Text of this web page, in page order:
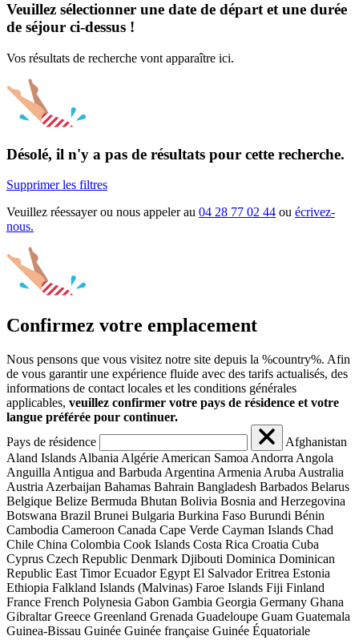
Veuillez sélectionner une date de départ et une durée
de séjour ci-dessus !
Vos résultats de recherche vont apparaître ici.
Désolé, il n'y a pas de résultats pour cette recherche.
Supprimer les filtres
Veuillez réessayer ou nous appeler au 04 28 77 02 44 ou écrivez-
nous.
Confirmez votre emplacement
Nous pensons que vous visitez notre site depuis la %country%. Afin
de vous garantir une expérience fluide avec des tarifs actualisés, des
informations de contact locales et les conditions générales
applicables, veuillez confirmer votre pays de résidence et votre
langue préférée pour continuer.
Pays de résidence
Afghanistan
Aland Islands Albania Algérie American Samoa Andorra Angola
Anguilla Antigua and Barbuda Argentina Armenia Aruba Australia
Austria Azerbaijan Bahamas Bahrain Bangladesh Barbados Belarus
Belgique Belize Bermuda Bhutan Bolivia Bosnia and Herzegovina
Botswana Brazil Brunei Bulgaria Burkina Faso Burundi Bénin
Cambodia Cameroon Canada Cape Verde Cayman Islands Chad
Chile China Colombia Cook Islands Costa Rica Croatia Cuba
Cyprus Czech Republic Denmark Djibouti Dominica Dominican
Republic East TimorEcuadorEgypt El SalvadorEritrea Estonia
Ethiopia Falkland Islands (Malvinas) Faroe Islands Fiji Finland
France French Polynesia Gabon Gambia Georgia Germany Ghana
GibraltarGreece Greenland Grenada Guadeloupe Guam Guatemala
Guinea-Bissau Guinée Guinée française Guinée Équatoriale